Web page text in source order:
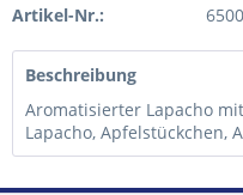
Artikel-Nr.:
Beschreibung
Aromatisierter Lapacho
Lapacho, Apfelstückchen,